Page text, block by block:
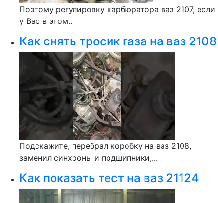
Поэтому регулировку карбюратора ваз 2107, если
у Вас в этом...
Как снять тросик газа на ваз 2108
Подскажите, перебрал коробку на ваз 2108,
заменил синхроны и подшипники,...
Как показать тест на ваз 21124